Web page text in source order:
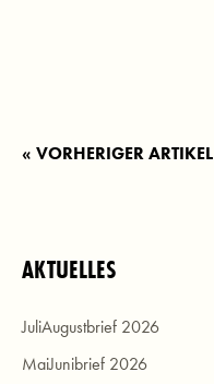
« VORHERIGER ARTIKEL
AKTUELLES
JuliAugustbrief 2026
MaiJunibrief 2026